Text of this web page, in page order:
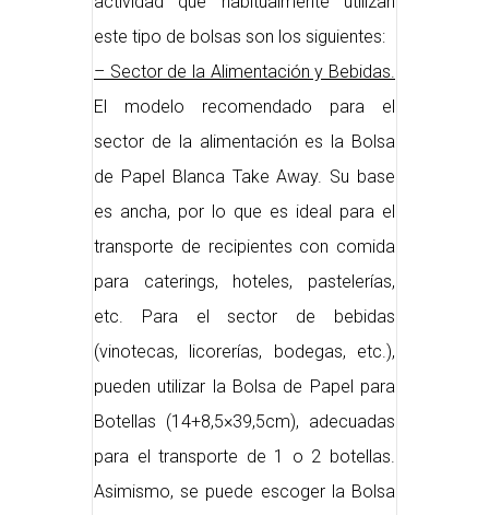
este tipo de bolsas son los siguientes:
– Sector de la Alimentación y Bebidas.
El modelo recomendado para el
sector de la alimentación es la Bolsa
de Papel Blanca Take Away. Su base
es ancha, por lo que es ideal para el
transporte de recipientes con comida
para caterings, hoteles, pastelerías,
etc. Para el sector de bebidas
(vinotecas, licorerías, bodegas, etc.),
pueden utilizar la Bolsa de Papel para
Botellas (14+8,5×39,5cm), adecuadas
para el transporte de 1 o 2 botellas.
Asimismo, se puede escoger la Bolsa